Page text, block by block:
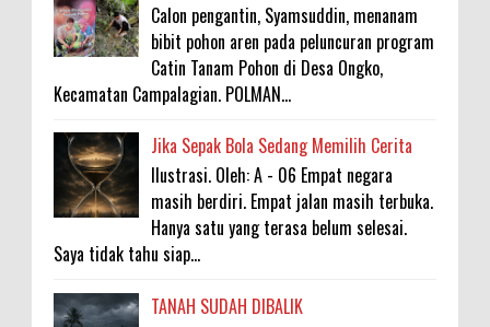
Calon pengantin, Syamsuddin, menanam
bibit pohon aren pada peluncuran program
Catin Tanam Pohon di Desa Ongko,
Kecamatan Campalagian. POLMAN...
Jika Sepak Bola Sedang Memilih Cerita
Ilustrasi. Oleh: A - 06 Empat negara
masih berdiri. Empat jalan masih terbuka.
Hanya satu yang terasa belum selesai.
Saya tidak tahu siap...
TANAH SUDAH DIBALIK